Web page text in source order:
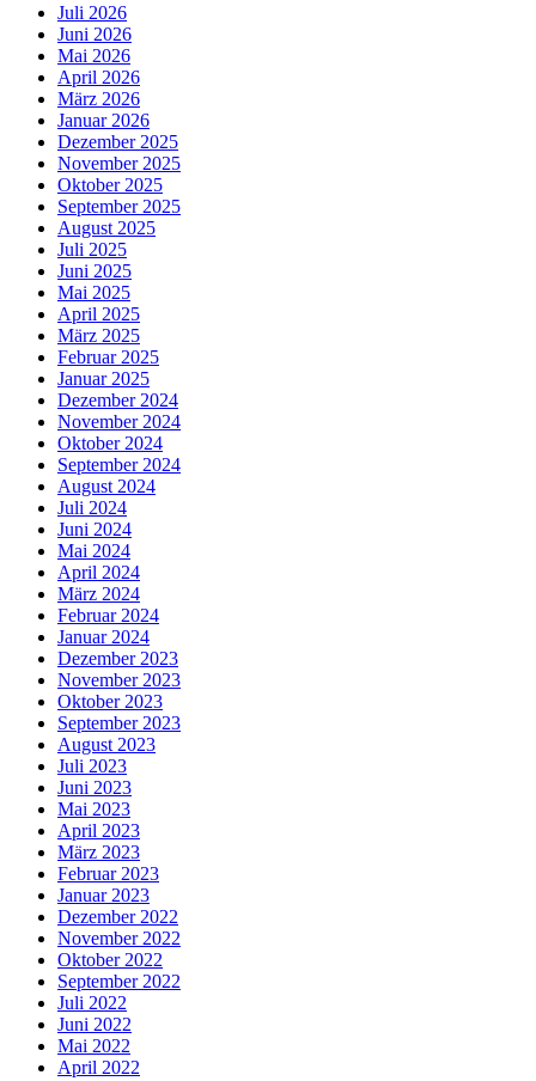
Juli 2026
Juni 2026
Mai 2026
April 2026
März 2026
Januar 2026
Dezember 2025
November 2025
Oktober 2025
September 2025
August 2025
Juli 2025
Juni 2025
Mai 2025
April 2025
März 2025
Februar 2025
Januar 2025
Dezember 2024
November 2024
Oktober 2024
September 2024
August 2024
Juli 2024
Juni 2024
Mai 2024
April 2024
März 2024
Februar 2024
Januar 2024
Dezember 2023
November 2023
Oktober 2023
September 2023
August 2023
Juli 2023
Juni 2023
Mai 2023
April 2023
März 2023
Februar 2023
Januar 2023
Dezember 2022
November 2022
Oktober 2022
September 2022
Juli 2022
Juni 2022
Mai 2022
April 2022